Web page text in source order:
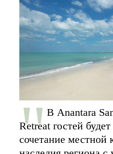
В Anantara
Retreat гостей
сочетание местной